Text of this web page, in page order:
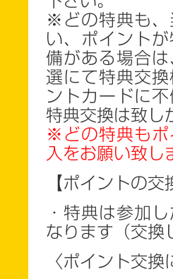
※どの特典も、
い、ポイント
備がある場合
選にて特典交
ントカードに
特典交換は致し
※どの特典もポ
入をお願い致し
【ポイントの交
・特典は参加
なります（交換
〈ポイント交